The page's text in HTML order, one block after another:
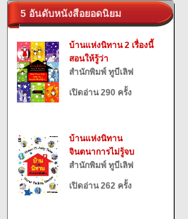
5 อันดับหนังสือยอดนิยม
บ้านแห่งนิทาน 2 เรื่องนี้
สอนให้รู้ว่า
สำนักพิมพ์ ทูบีเลิฟ
เปิดอ่าน 290 ครั้ง
บ้านแห่งนิทาน
จินตนาการไม่รู้จบ
สำนักพิมพ์ ทูบีเลิฟ
เปิดอ่าน 262 ครั้ง